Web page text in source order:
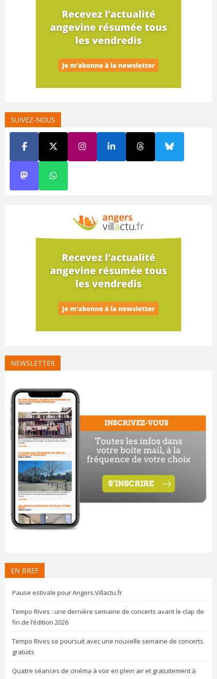
SUIVEZ-NOUS
NEWSLETTER
EN BREF
Pause estivale pour Angers.Villactu.fr
Tempo Rives : une dernière semaine de concerts avant le clap de
fin de l’édition 2026
Tempo Rives se poursuit avec une nouvelle semaine de concerts
gratuits
Quatre séances de cinéma à voir en plein air et gratuitement à